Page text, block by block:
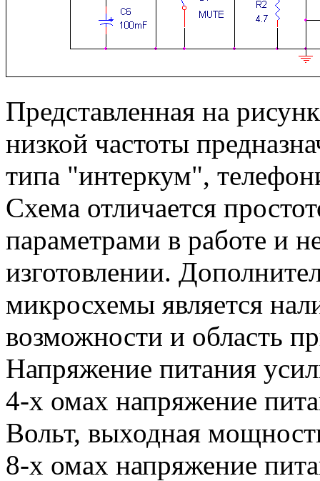
Представленная на
низкой частоты
типа "интеркум",
Схема отличается
параметрами в работе и
изготовлении.
микросхемы является
возможности и область
Напряжение питания
4-х омах напряжение
Вольт, выходная
8-х омах напряжение